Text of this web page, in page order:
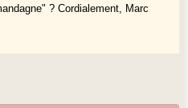
? Cordialement, Marc